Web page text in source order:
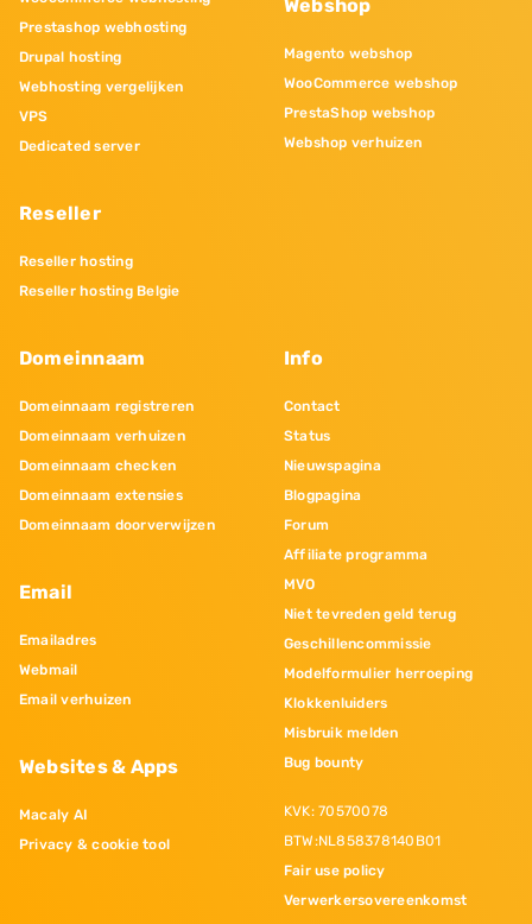
Prestashop webhosting
Drupal hosting
Webhosting vergelijken
VPS
Dedicated server
Reseller
Reseller hosting
Reseller hosting Belgie
Webshop
Magento webshop
WooCommerce webshop
PrestaShop webshop
Webshop verhuizen
Domeinnaam
Domeinnaam registreren
Domeinnaam verhuizen
Domeinnaam checken
Domeinnaam extensies
Domeinnaam doorverwijzen
Email
Emailadres
Webmail
Email verhuizen
Websites & Apps
Macaly AI
Privacy & cookie tool
Info
Contact
Status
Nieuwspagina
Blogpagina
Forum
Affiliate programma
MVO
Niet tevreden geld terug
Geschillencommissie
Modelformulier herroeping
Klokkenluiders
Misbruik melden
Bug bounty
KVK: 70570078
BTW:NL858378140B01
Fair use policy
Verwerkersovereenkomst